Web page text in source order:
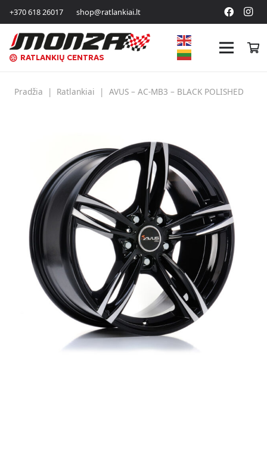
+370 618 26017 shop@ratlankiai.lt
RATLANKIŲ CENTRAS
Pradžia | Ratlankiai | AVUS – AC-MB3 – BLACK POLISHED